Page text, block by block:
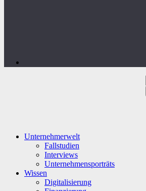
Unternehmerwelt
Fallstudien
Interviews
Unternehmensporträts
Wissen
Digitalisierung